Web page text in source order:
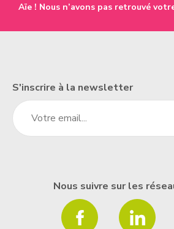
Aïe ! Nous n’avons pas retrouvé
S'inscrire à la newsletter
Nous suivre sur les